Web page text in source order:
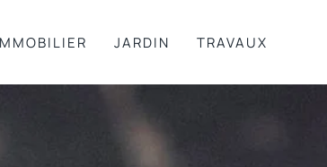
JARDIN TRAVAUX